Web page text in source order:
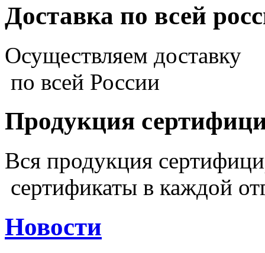
Доставка по всей
Осуществляем доставку
по всей России
Продукция
Вся продукция
сертификаты в каждой
Новости